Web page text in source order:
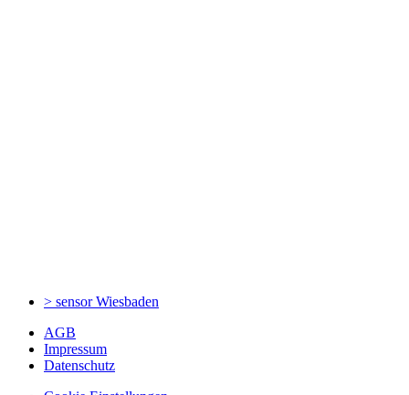
> sensorWiesbaden
AGB
Impressum
Datenschutz